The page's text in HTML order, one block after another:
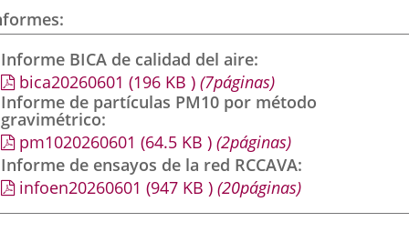
externa.externa.
Informe BICA de calidad del aire
bica20260601 (196 KB ) (7páginas)
Informe de partículas PM10 por método
gravimétrico
pm1020260601 (64.5 KB ) (2páginas)
Informe de ensayos de la red RCCAVA
infoen20260601 (947 KB ) (20páginas)